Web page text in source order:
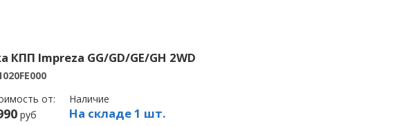
КПП Impreza GG/GD/GE/GH 2WD
от:
руб
Наличие
На складе 1 шт.